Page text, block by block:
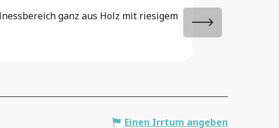
ganz aus Holz mit riesigem
Honigproduktion
Ort gezüchtete
Einen Irrtum angeben